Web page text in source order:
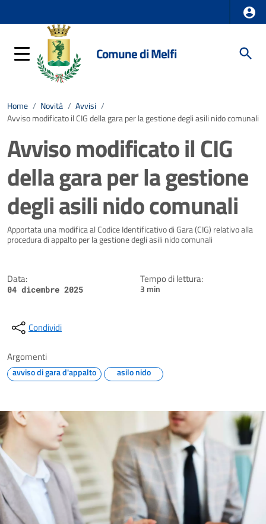
Comune di Melfi
Home / Novità / Avvisi /
Avviso modificato il CIG della gara per la gestione degli asili nido comunali
Avviso modificato il CIG
della gara per la gestione
degli asili nido comunali
Dettagli della notizia
Apportata una modifica al Codice Identificativo di Gara (CIG) relativo alla
procedura di appalto per la gestione degli asili nido comunali
Data:
04 dicembre 2025
Tempo di lettura:
3 min
Condividi
Argomenti
avviso di gara d'appalto asilo nido